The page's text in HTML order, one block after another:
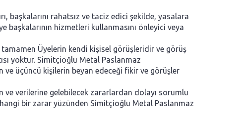
başkalarını rahatsız ve taciz edici şekilde, yasalara
başkalarının hizmetleri kullanmasını önleyici veya
Üyelerin kendi kişisel görüşleridir ve görüş
yoktur. Simitçioğlu Metal Paslanmaz
üçüncü kişilerin beyan edeceği fikir ve görüşler
ve verilerine gelebilecek zararlardan dolayı sorumlu
bir zarar yüzünden Simitçioğlu Metal Paslanmaz